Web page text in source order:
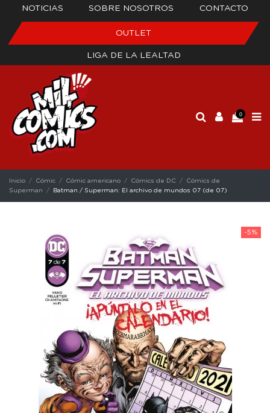
NOTICIAS SOBRE NOSOTROS CONTACTO
OUTLET
LIGA DE LA LEALTAD
0
Inicio Cómic Cómic americano Cómics de DC
Cómics de
Superman
Batman / Superman: El archivo de mundos 07 (de 07)
-5%